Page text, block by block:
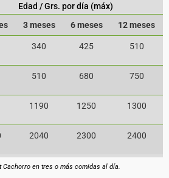
Edad / Grs. por día (máx)
3 meses 6 meses 12 meses
340 425 510
510 680 750
1190 1250 1300
2040 2300 2400
en tres o más comidas al día.